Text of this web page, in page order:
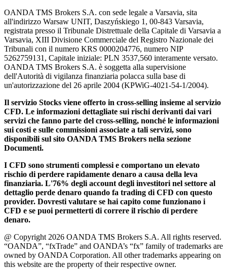
OANDA TMS Brokers S.A. con sede legale a Varsavia, sita
all'indirizzo Warsaw UNIT, Daszyńskiego 1, 00-843 Varsavia,
registrata presso il Tribunale Distrettuale della Capitale di Varsavia a
Varsavia, XIII Divisione Commerciale del Registro Nazionale dei
Tribunali con il numero KRS 0000204776, numero NIP
5262759131, Capitale iniziale: PLN 3537,560 interamente versato.
OANDA TMS Brokers S.A. è soggetta alla supervisione
dell'Autorità di vigilanza finanziaria polacca sulla base di
un'autorizzazione del 26 aprile 2004 (KPWiG-4021-54-1/2004).
Il servizio Stocks viene offerto in cross-selling insieme al servizio
CFD. Le informazioni dettagliate sui rischi derivanti dai vari
servizi che fanno parte del cross-selling, nonché le informazioni
sui costi e sulle commissioni associate a tali servizi, sono
disponibili sul sito OANDA TMS Brokers nella sezione
Documenti.
I CFD sono strumenti complessi e comportano un elevato
rischio di perdere rapidamente denaro a causa della leva
finanziaria. L'76% degli account degli investitori nel settore al
dettaglio perde denaro quando fa trading di CFD con questo
provider. Dovresti valutare se hai capito come funzionano i
CFD e se puoi permetterti di correre il rischio di perdere
denaro.
@ Copyright 2026 OANDA TMS Brokers S.A. All rights reserved.
“OANDA”, “fxTrade” and OANDA’s “fx” family of trademarks are
owned by OANDA Corporation. All other trademarks appearing on
this website are the property of their respective owner.